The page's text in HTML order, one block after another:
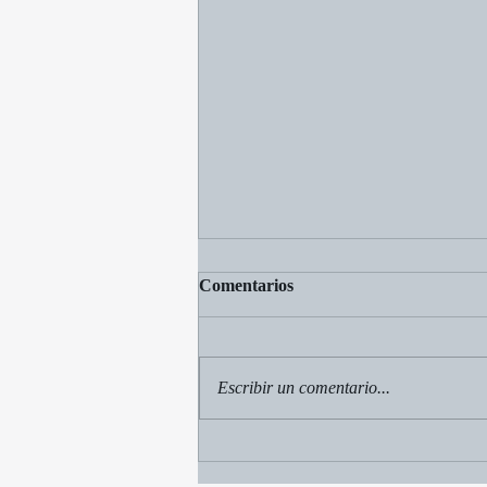
Antes de juzgar un texto
Comentarios
Escribir un comentario...